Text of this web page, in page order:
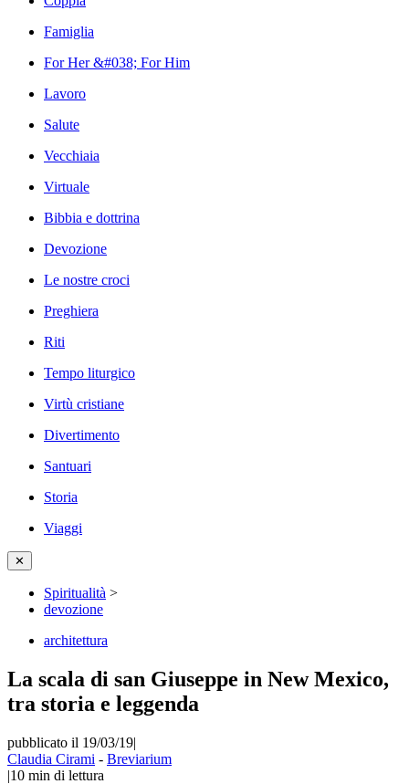
Famiglia
For Her &#038; For Him
Lavoro
Salute
Vecchiaia
Virtuale
Bibbia e dottrina
Devozione
Le nostre croci
Preghiera
Riti
Tempo liturgico
Virtù cristiane
Divertimento
Santuari
Storia
Viaggi
✕
Spiritualità >
devozione
architettura
La scala di san Giuseppe in New Mexico,
tra storia e leggenda
pubblicato il 19/03/19|
Claudia Cirami - Breviarium
|10 min di lettura